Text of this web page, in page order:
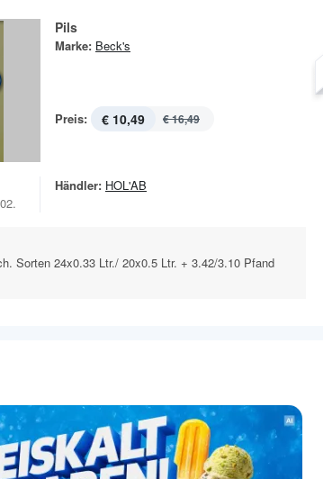
Pils
Marke: Beck's
Preis: € 10,49 € 16,49
Händler: HOL'AB
Sorten 24x0.33 Ltr./ 20x0.5 Ltr. + 3.42/3.10 Pfand